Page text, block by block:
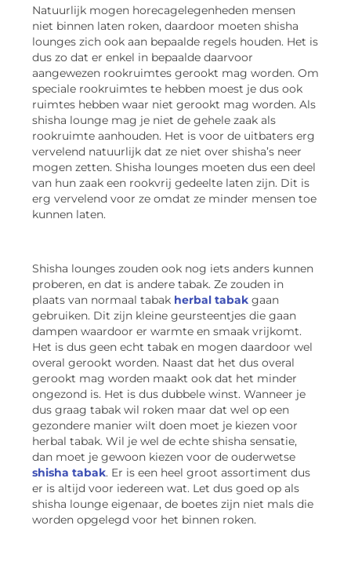
Natuurlijk mogen horecagelegenheden mensen
niet binnen laten roken, daardoor moeten shisha
lounges zich ook aan bepaalde regels houden. Het is
dus zo dat er enkel in bepaalde daarvoor
aangewezen rookruimtes gerookt mag worden. Om
speciale rookruimtes te hebben moest je dus ook
ruimtes hebben waar niet gerookt mag worden. Als
shisha lounge mag je niet de gehele zaak als
rookruimte aanhouden. Het is voor de uitbaters erg
vervelend natuurlijk dat ze niet over shisha’s neer
mogen zetten. Shisha lounges moeten dus een deel
van hun zaak een rookvrij gedeelte laten zijn. Dit is
erg vervelend voor ze omdat ze minder mensen toe
kunnen laten.
Shisha lounges zouden ook nog iets anders kunnen
proberen, en dat is andere tabak. Ze zouden in
plaats van normaal tabak herbal tabak gaan
gebruiken. Dit zijn kleine geursteentjes die gaan
dampen waardoor er warmte en smaak vrijkomt.
Het is dus geen echt tabak en mogen daardoor wel
overal gerookt worden. Naast dat het dus overal
gerookt mag worden maakt ook dat het minder
ongezond is. Het is dus dubbele winst. Wanneer je
dus graag tabak wil roken maar dat wel op een
gezondere manier wilt doen moet je kiezen voor
herbal tabak. Wil je wel de echte shisha sensatie,
dan moet je gewoon kiezen voor de ouderwetse
shisha tabak. Er is een heel groot assortiment dus
er is altijd voor iedereen wat. Let dus goed op als
shisha lounge eigenaar, de boetes zijn niet mals die
worden opgelegd voor het binnen roken.